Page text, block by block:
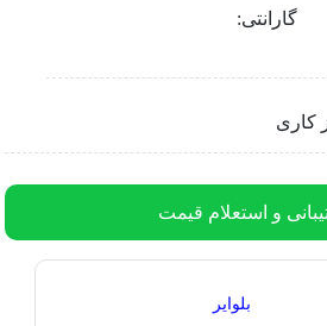
گارانتی:
و استعلام قیمت
بلوایر